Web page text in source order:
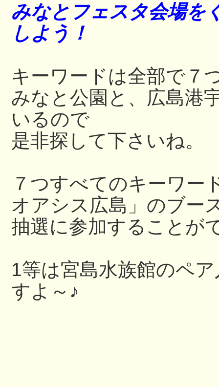
みなとフェスタ会場を
しよう！
キーワードは全部
みなと公園と、広島港
いるので
是非探して下さいね。
７つすべてのキーワー
オアシス広島」のブー
抽選に参加することが
1等は宮島水族館のペ
すよ～♪